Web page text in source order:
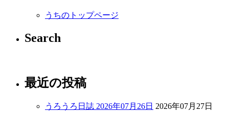
うちのトップページ
Search
最近の投稿
うろうろ日誌 2026年07月26日 2026年07月27日